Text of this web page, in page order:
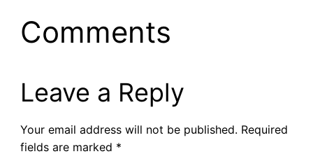
Comments
Leave a Reply
Your email address will not be published. Required
fields are marked *